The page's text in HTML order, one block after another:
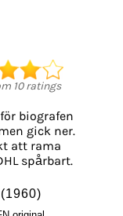
10ratings
biografen
gick ner.
att rama
spårbart.